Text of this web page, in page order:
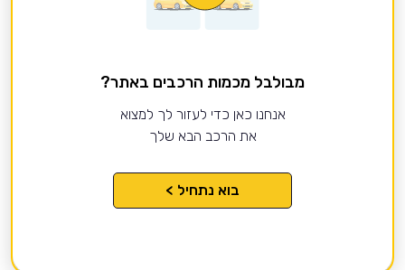
מבולבל מכמות הרכבים באתר?
אנחנו כאן כדי לעזור לך למצוא
את הרכב הבא שלך
בוא נתחיל >